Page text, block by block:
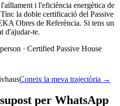
i l'eficiència energètica de
la doble certificació del Passive
Obres de Referència. Si tens un
d'ajudar-te.
· Certified Passive House
Coneix la meva trajectòria →
per WhatsApp